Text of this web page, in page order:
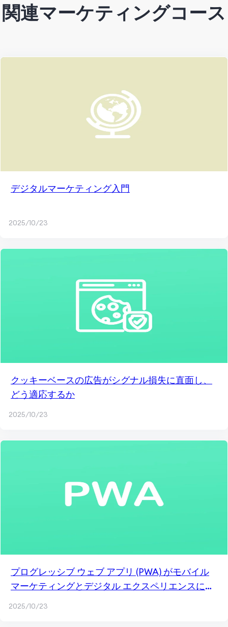
関連マーケティングコース
デジタルマーケティング入門
2025/10/23
クッキーベースの広告がシグナル損失に直面し、
どう適応するか
2025/10/23
プログレッシブ ウェブ アプリ (PWA) がモバイル
マーケティングとデジタル エクスペリエンスに革
2025/10/23